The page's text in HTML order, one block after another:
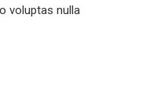
voluptas nulla